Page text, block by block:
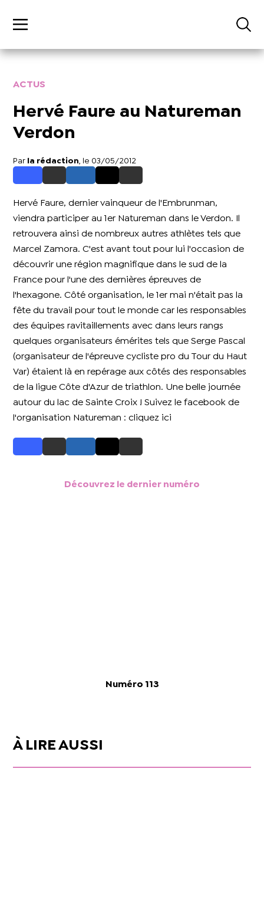
ACTUS
Hervé Faure au Natureman
Verdon
Par la rédaction , le 03/05/2012
Hervé Faure, dernier vainqueur de l'Embrunman,
viendra participer au 1er Natureman dans le Verdon. Il
retrouvera ainsi de nombreux autres athlètes tels que
Marcel Zamora. C'est avant tout pour lui l'occasion de
découvrir une région magnifique dans le sud de la
France pour l'une des dernières épreuves de
l'hexagone. Côté organisation, le 1er mai n'était pas la
fête du travail pour tout le monde car les responsables
des équipes ravitaillements avec dans leurs rangs
quelques organisateurs émérites tels que Serge Pascal
(organisateur de l'épreuve cycliste pro du Tour du Haut
Var) étaient là en repérage aux côtés des responsables
de la ligue Côte d'Azur de triathlon. Une belle journée
autour du lac de Sainte Croix ! Suivez le facebook de
l'organisation Natureman : cliquez ici
Découvrez le dernier numéro
Numéro 113
À LIRE AUSSI